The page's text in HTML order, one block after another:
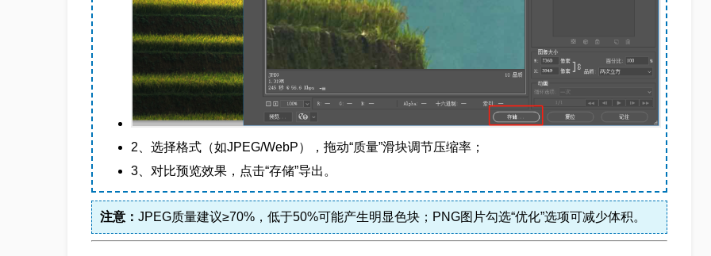
2、选择格式（如JPEG/WebP），拖动“质量”滑块调节压缩率；
3、对比预览效果，点击“存储”导出。
注意： JPEG质量建议≥70%，低于50%可能产生明显色块；PNG图片勾选“优化”选项可减少体积。